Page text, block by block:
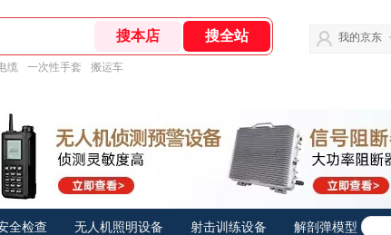
缆 一次性手套 搬运车
我的京东
全检查 无人机照明设备 射击训练设备 解剖弹模型